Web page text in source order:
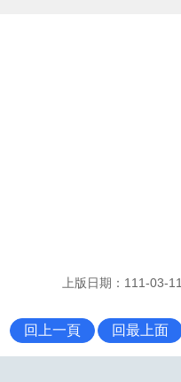
上版日期：111-03-11
回上一頁 回最上面